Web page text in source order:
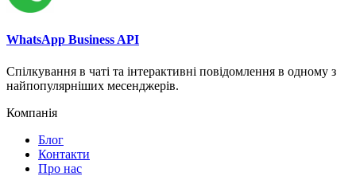
WhatsApp Business API
Спілкування в чаті та інтерактивні повідомлення в одному з
найпопулярніших месенджерів.
Компанія
Блог
Контакти
Про нас